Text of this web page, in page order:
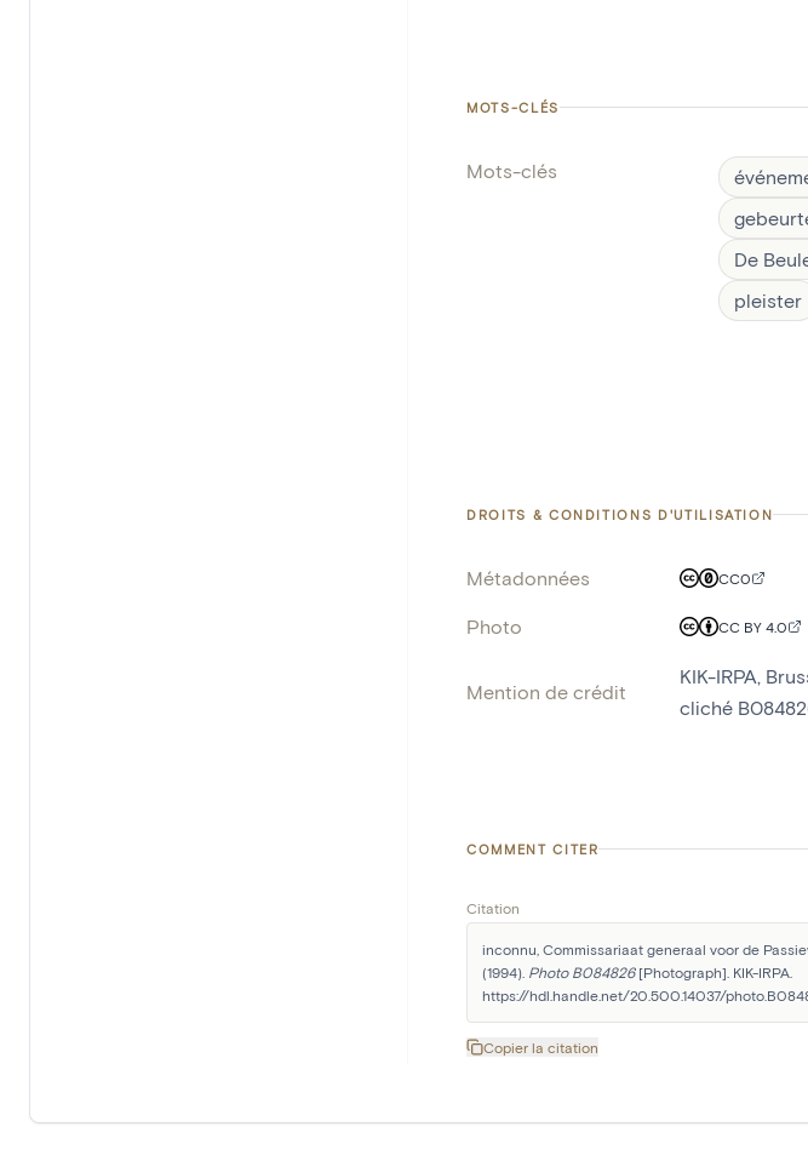
MOTS-CLÉS
Mots-clés
De
pleister
DROITS & CONDITIONS D'UTILISATION
Métadonnées CC0
Photo CC BY 4.0
Mention de crédit
KIK-IRPA,
cliché
COMMENT CITER
Citation
inconnu, Commissariaat generaal voor de
(1994). Photo B084826 [Photograph]. KIK-IRPA.
https://hdl.handle.net/20.500.14037/
Copier la citation